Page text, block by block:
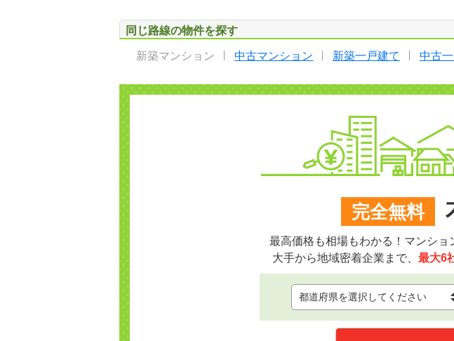
同じ路線の物件を探す
新築マンション 中古マンション 新築一戸建て 中古
完全無料
最高価格も相場もわかる！マンショ
大手から地域密着企業まで、 最大6